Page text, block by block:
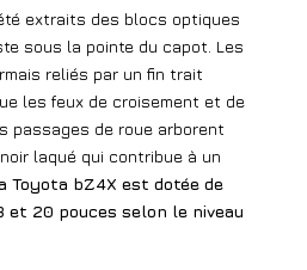
extraits des blocs optiques
sous la pointe du capot. Les
reliés par un fin trait
les feux de croisement et de
passages de roue arborent
laqué qui contribue à un
Toyota bZ4X est dotée de
et 20 pouces selon le niveau